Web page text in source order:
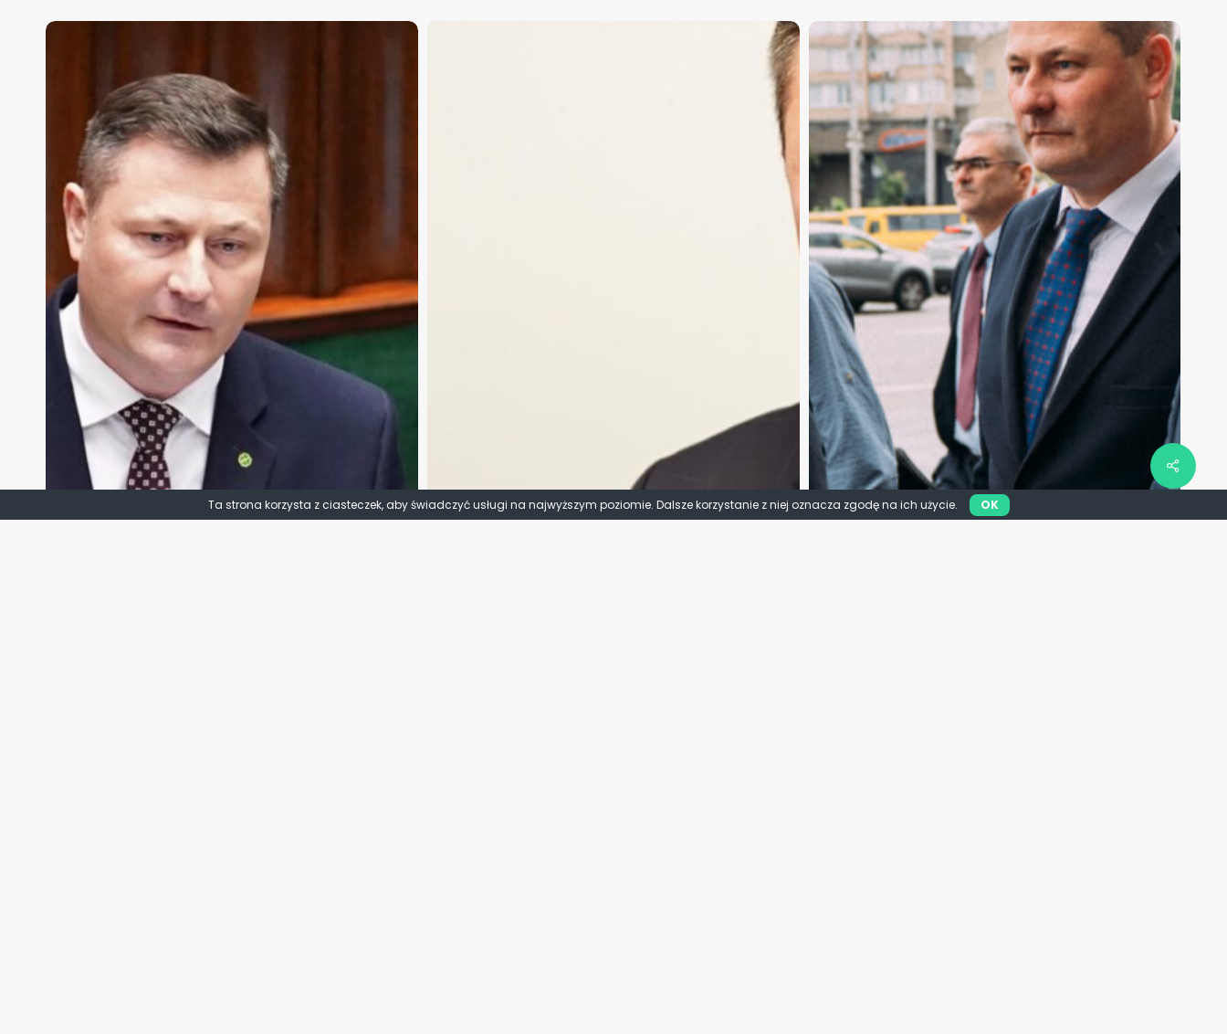
Ta strona korzysta z ciasteczek, aby świadczyć usługi na najwyższym poziomie. Dalsze korzystanie z niej oznacza zgodę na ich użycie. OK